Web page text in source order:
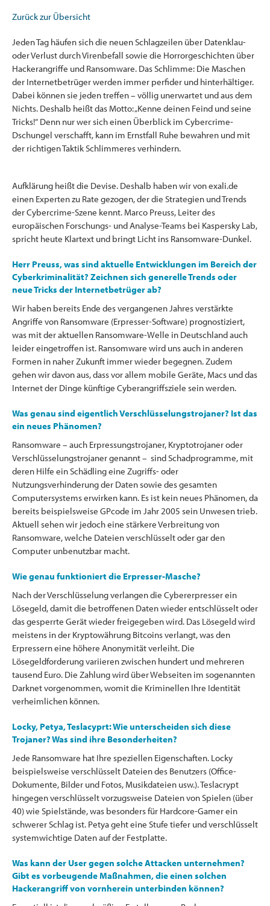
Zurück zur Übersicht
Jeden Tag häufen sich die neuen Schlagzeilen über Datenklau-
oder Verlust durch Virenbefall sowie die Horrorgeschichten über
Hackerangriffe und Ransomware. Das Schlimme: Die Maschen
der Internetbetrüger werden immer perfider und hinterhältiger.
Dabei können sie jeden treffen – völlig unerwartet und aus dem
Nichts. Deshalb heißt das Motto: „Kenne deinen Feind und seine
Tricks!“ Denn nur wer sich einen Überblick im Cybercrime-
Dschungel verschafft, kann im Ernstfall Ruhe bewahren und mit
der richtigen Taktik Schlimmeres verhindern.
Aufklärung heißt die Devise. Deshalb haben wir von exali.de
einen Experten zu Rate gezogen, der die Strategien und Trends
der Cybercrime-Szene kennt. Marco Preuss, Leiter des
europäischen Forschungs- und Analyse-Teams bei Kaspersky Lab,
spricht heute Klartext und bringt Licht ins Ransomware-Dunkel.
Herr Preuss, was sind aktuelle Entwicklungen im Bereich der
Cyberkriminalität? Zeichnen sich generelle Trends oder
neue Tricks der Internetbetrüger ab?
Wir haben bereits Ende des vergangenen Jahres verstärkte
Angriffe von Ransomware (Erpresser-Software) prognostiziert,
was mit der aktuellen Ransomware-Welle in Deutschland auch
leider eingetroffen ist. Ransomware wird uns auch in anderen
Formen in naher Zukunft immer wieder begegnen. Zudem
gehen wir davon aus, dass vor allem mobile Geräte, Macs und das
Internet der Dinge künftige Cyberangriffsziele sein werden.
Was genau sind eigentlich Verschlüsselungstrojaner? Ist das
ein neues Phänomen?
Ransomware – auch Erpressungstrojaner, Kryptotrojaner oder
Verschlüsselungstrojaner genannt – sind Schadprogramme, mit
deren Hilfe ein Schädling eine Zugriffs- oder
Nutzungsverhinderung der Daten sowie des gesamten
Computersystems erwirken kann. Es ist kein neues Phänomen, da
bereits beispielsweise GPcode im Jahr 2005 sein Unwesen trieb.
Aktuell sehen wir jedoch eine stärkere Verbreitung von
Ransomware, welche Dateien verschlüsselt oder gar den
Computer unbenutzbar macht.
Wie genau funktioniert die Erpresser-Masche?
Nach der Verschlüsselung verlangen die Cybererpresser ein
Lösegeld, damit die betroffenen Daten wieder entschlüsselt oder
das gesperrte Gerät wieder freigegeben wird. Das Lösegeld wird
meistens in der Kryptowährung Bitcoins verlangt, was den
Erpressern eine höhere Anonymität verleiht. Die
Lösegeldforderung variieren zwischen hundert und mehreren
tausend Euro. Die Zahlung wird über Webseiten im sogenannten
Darknet vorgenommen, womit die Kriminellen Ihre Identität
verheimlichen können.
Locky, Petya, Teslacyprt: Wie unterscheiden sich diese
Trojaner? Was sind ihre Besonderheiten?
Jede Ransomware hat Ihre speziellen Eigenschaften. Locky
beispielsweise verschlüsselt Dateien des Benutzers (Office-
Dokumente, Bilder und Fotos, Musikdateien usw.). Teslacrypt
hingegen verschlüsselt vorzugsweise Dateien von Spielen (über
40) wie Spielstände, was besonders für Hardcore-Gamer ein
schwerer Schlag ist. Petya geht eine Stufe tiefer und verschlüsselt
systemwichtige Daten auf der Festplatte.
Was kann der User gegen solche Attacken unternehmen?
Gibt es vorbeugende Maßnahmen, die einen solchen
Hackerangriff von vornherein unterbinden können?